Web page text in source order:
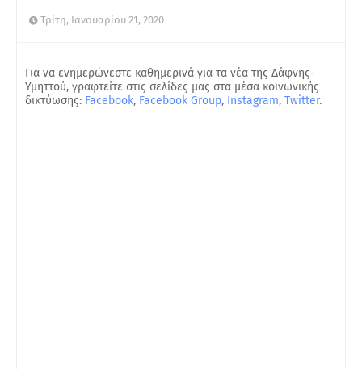
Τρίτη, Ιανουαρίου 21, 2020
Για να ενημερώνεστε καθημερινά για τα νέα της Δάφνης-
Υμηττού, γραφτείτε στις σελίδες μας στα μέσα κοινωνικής
δικτύωσης: Facebook, Facebook Group, Instagram, Twitter.